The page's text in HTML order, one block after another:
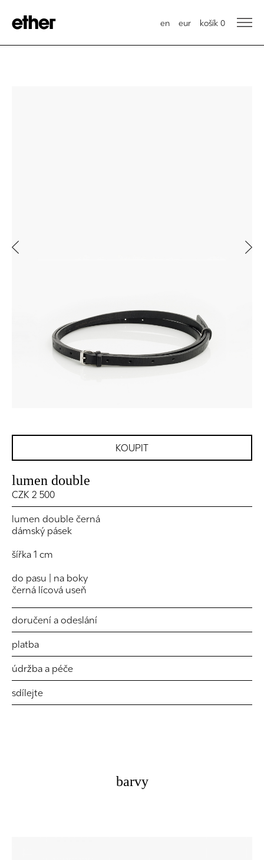
en eur košík 0
KOUPIT
lumen double
CZK 2 500
lumen double černá
dámský pásek
šířka 1 cm
do pasu | na boky
černá lícová useň
doručení a odeslání
platba
údržba a péče
sdílejte
barvy